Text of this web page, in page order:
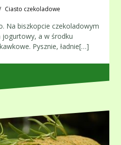
Ciasto czekoladowe
Na biszkopcie czekoladowym
jogurtowy, a w środku
Pysznie, ładnie[…]